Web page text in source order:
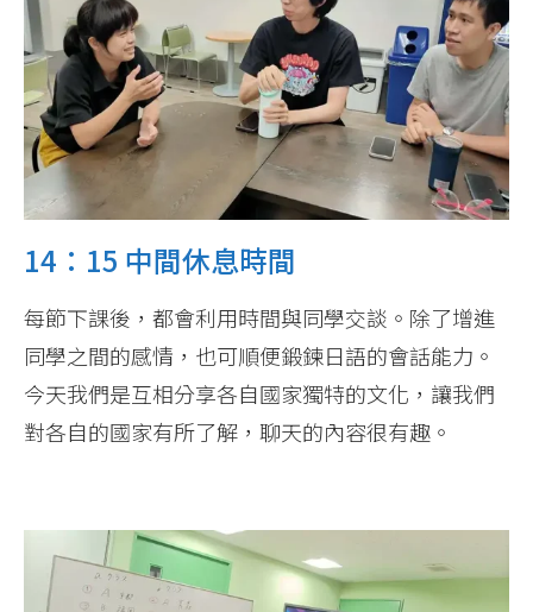
14：15 中間休息時間
每節下課後，都會利用時間與同學交談。除了增進
同學之間的感情，也可順便鍛鍊日語的會話能力。
今天我們是互相分享各自國家獨特的文化，讓我們
對各自的國家有所了解，聊天的內容很有趣。